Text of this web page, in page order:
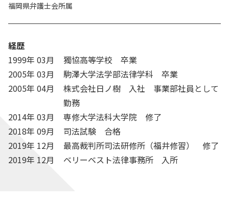
福岡県弁護士会所属
経歴
1999年 03月
獨協高等学校 卒業
2005年 03月
駒澤大学法学部法律学科 卒業
2005年 04月
株式会社日ノ樹 入社 事業部社員として
勤務
2014年 03月
専修大学法科大学院 修了
2018年 09月
司法試験 合格
2019年 12月
最高裁判所司法研修所（福井修習） 修了
2019年 12月
ベリーベスト法律事務所 入所